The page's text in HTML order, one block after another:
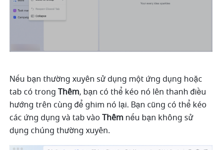
Nếu bạn thường xuyên sử dụng một ứng dụng hoặc
tab có trong Thêm, bạn có thể kéo nó lên thanh điều
hướng trên cùng để ghim nó lại. Bạn cũng có thể kéo
các ứng dụng và tab vào Thêm nếu bạn không sử
dụng chúng thường xuyên.